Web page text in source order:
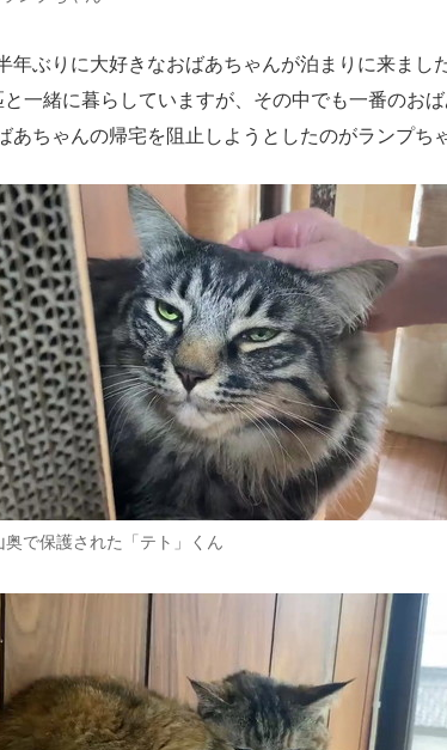
年ぶりに大好きなおばあちゃんが泊まりに来まし
と一緒に暮らしていますが、その中でも一番のお
あちゃんの帰宅を阻止しようとしたのがランプち
奥で保護された「テト」くん